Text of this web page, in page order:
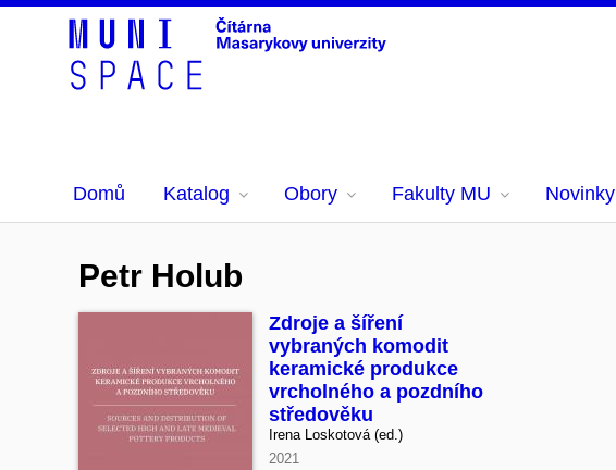
Domů Katalog Obory Fakulty MU Novinky
Petr Holub
Zdroje a šíření
vybraných komodit
keramické produkce
vrcholného a pozdního
středověku
Irena Loskotová (ed.)
2021